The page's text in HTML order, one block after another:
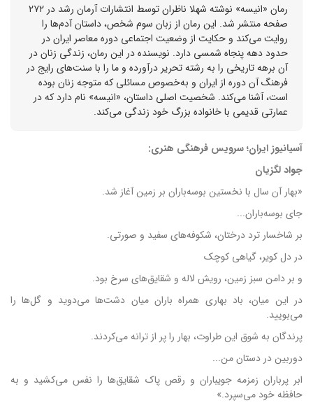
رمان «انیسه» نوشته شهلا ناظران توسط انتشارات آرمان رشد در ۲۷۲
صفحه منتشر شد. این رمان از زبان سوم شخص، داستان آدم‌ها را
روایت می‌کند و حکایت از وضعیت اجتماعی دوره معاصر ایران در
حدود دهه پنجاه شمسی دارد. نویسنده در این رمان، زندگی زنان در
آن برهه تاریخی را به رشته تحریر درآورده و ما را با سنت‌های رایج در
فرهنگ آن دوره از ایران و به‌خصوص مسائلی که متوجه زنان بوده
است، آشنا می‌کند. شخصیت اصلی داستان، «انیسه» نام دارد که در
عمارتی قدیمی با خانواده بزرگ خود زندگی می‌کند.
آسیانیوز ایران؛ سرویس فرهنگی هنری:
جواد لگزیان
«بهار آن سال با نخستین بوسه‌باران بر زمین آغاز شد.
جای بوسه‌باران...
بر شاخسار ترد درختان، شکوفه‌های سفید و صورتی.
در دل کویر، گیاهی کوچک
و بر دامن سبز زمین، رویش لاله و شقایق‌های سرخ بود.
در این میان، باد بهاری همراه باران میان دشت‌ها می‌دوید و گل‌ها را
می‌بویید.
پرندگان به شوق این طراوت، بهار را پر از ترانه می‌کردند.
دوربین در دستان من...
ابر پرباران زمزمه جویباران و رقص پاک شقایق‌ها را نفس می‌کشید و به
حافظه خود می‌سپرد.»